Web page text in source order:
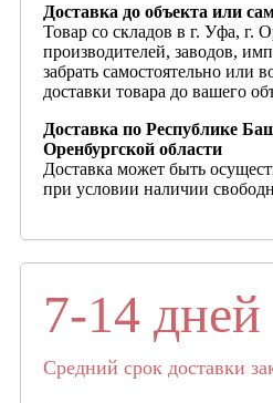
Доставка до объекта или
Товар со складов в г. Уфа, г.
производителей, заводов,
забрать самостоятельно или
доставки товара до вашего
Доставка по Республике
Оренбургской области
Доставка может быть
при условии наличии
7-14 дней
Средний срок доставки